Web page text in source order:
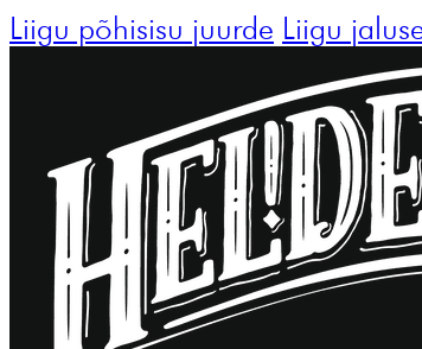
Liigu põhisisu juurde Liigu